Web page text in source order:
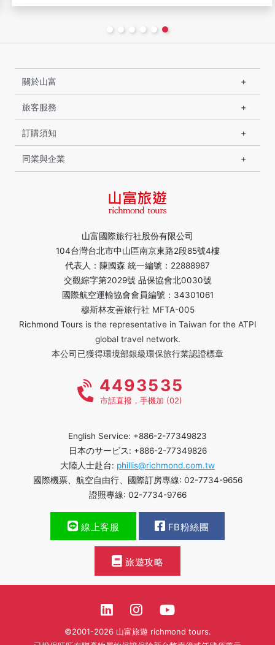
山富國際旅行社股份有限公司
104台灣台北市中山區南京東路2段85號4樓
代表人：陳國森 統一編號：22888987
交觀綜字第2029號 品保協會北0030號
國際航空運輸協會會員編號：34301061
穆斯林友善旅行社 MFTA-005
Richmond Tours is the representative in Taiwan for the ATPI
global travel network.
本公司已獲得環境部銀級環保旅行業認證標章
關於山富
旅客服務
訂購須知
同業與企業
4493535
市話直撥，手機加 (02)
English Service: +886-2-77349823
日本のサービス: +886-2-77349826
大陸人士赴台: phillis@richmond.com.tw
國際機票、航空自由行、國際訂房專線: 02-7734-9656
證照專線: 02-7734-9766
線上客服 FB粉絲團
旅遊攻略
©2001-2026 山富旅遊 richmond tours.